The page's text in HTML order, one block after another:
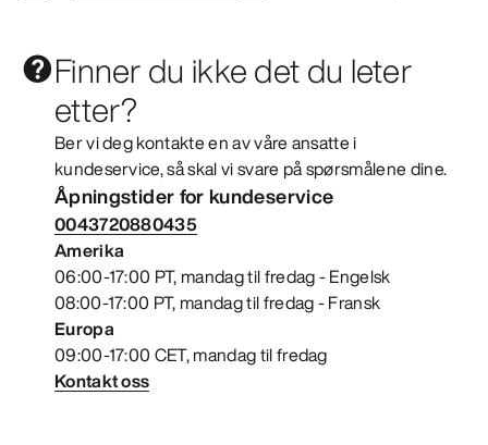
Finner du ikke det du leter
etter?
Ber vi deg kontakte en av våre ansatte i
kundeservice, så skal vi svare på spørsmålene dine.
Åpningstider for kundeservice
0043720880435
Amerika
06:00-17:00 PT, mandag til fredag - Engelsk
08:00-17:00 PT, mandag til fredag - Fransk
Europa
09:00-17:00 CET, mandag til fredag
Kontakt oss